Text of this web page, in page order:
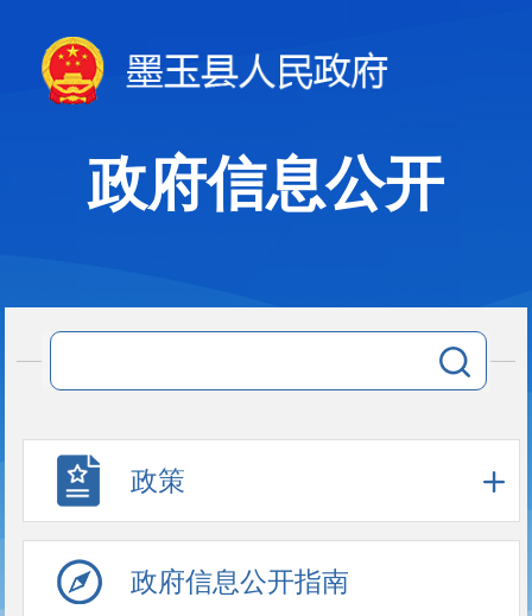
政府信息公开
政策
政府信息公开指南